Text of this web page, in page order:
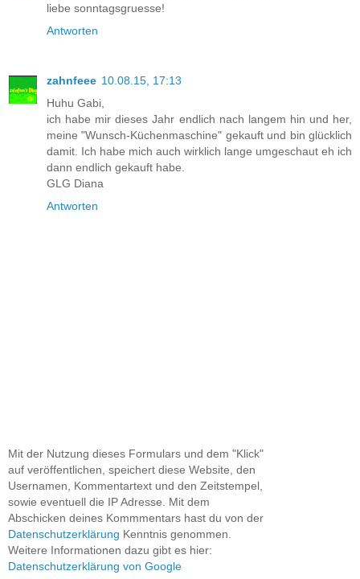
liebe sonntagsgruesse!
Antworten
zahnfeee 10.08.15, 17:13
Huhu Gabi,
ich habe mir dieses Jahr endlich nach langem hin und her,
meine "Wunsch-Küchenmaschine" gekauft und bin glücklich
damit. Ich habe mich auch wirklich lange umgeschaut eh ich
dann endlich gekauft habe.
GLG Diana
Antworten
Mit der Nutzung dieses Formulars und dem "Klick"
auf veröffentlichen, speichert diese Website, den
Usernamen, Kommentartext und den Zeitstempel,
sowie eventuell die IP Adresse. Mit dem
Abschicken deines Kommmentars hast du von der
Datenschutzerklärung Kenntnis genommen.
Weitere Informationen dazu gibt es hier:
Datenschutzerklärung von Google